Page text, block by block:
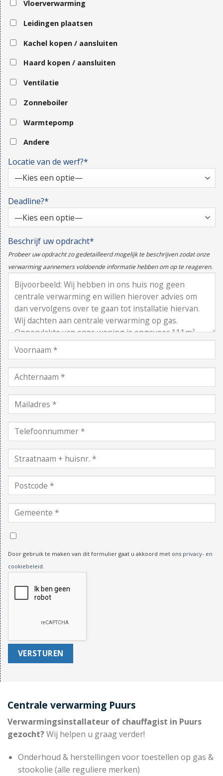
Vloerverwarming
Leidingen plaatsen
Kachel kopen / aansluiten
Haard kopen / aansluiten
Ventilatie
Zonneboiler
Warmtepomp
Andere
Locatie van de werf?*
Deadline?*
Beschrijf uw opdracht*
Probeer uw opdracht zo gedetailleerd mogelijk te beschrijven zodat onze
verwarming aannemers voldoende informatie hebben om op te reageren.
Door gebruik te maken van dit formulier gaat u akkoord met ons privacy- en
cookiebeleid.
Centrale verwarming Puurs
Verwarmingsinstallateur of chauffagist in Puurs
gezocht?Wij helpen u graag verder!
Onderhoud & herstellingen voor toestellen op gas &
stookolie (alle reguliere merken)